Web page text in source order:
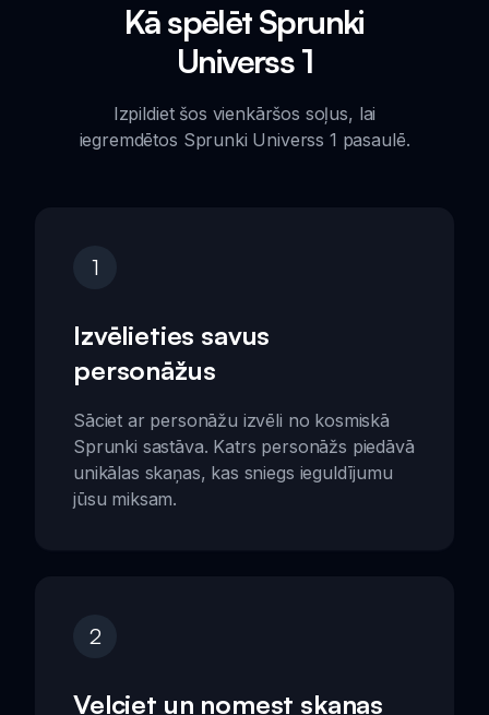
Kā spēlēt Sprunki
Universs 1
Izpildiet šos vienkāršos soļus, lai
iegremdētos Sprunki Universs 1 pasaulē.
1
Izvēlieties savus
personāžus
Sāciet ar personāžu izvēli no kosmiskā
Sprunki sastāva. Katrs personāžs piedāvā
unikālas skaņas, kas sniegs ieguldījumu
jūsu miksam.
2
Velciet un nomest skaņas